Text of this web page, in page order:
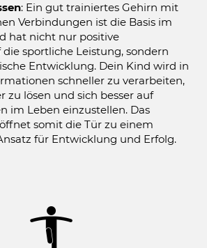
: Ein gut trainiertes Gehirn mit
Verbindungen ist die Basis im
hat nicht nur positive
sportliche Leistung, sondern
Entwicklung. Dein Kind wird in
schneller zu verarbeiten,
zu lösen und sich besser auf
im Leben einzustellen. Das
somit die Tür zu einem
für Entwicklung und Erfolg.